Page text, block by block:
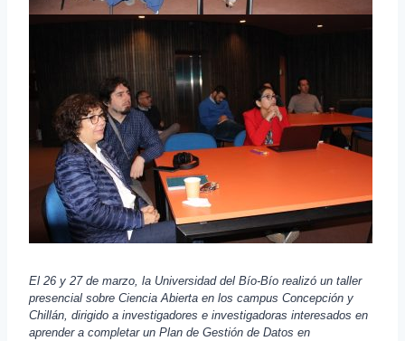
El 26 y 27 de marzo, la Universidad del Bío-Bío realizó un taller
presencial sobre Ciencia Abierta en los campus Concepción y
Chillán, dirigido a investigadores e investigadoras interesados en
aprender a completar un Plan de Gestión de Datos en